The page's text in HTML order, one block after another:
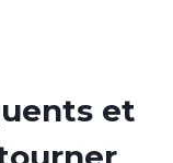
et